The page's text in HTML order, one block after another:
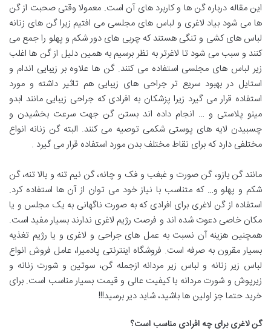
این مقاله درباره گن ها و کاربرد های آن است. معمولا وقتی صحبت از گن
ها می شود بیاد لاغری و لباس های مجلسی می افتیم زیرا گن های زنانه
لباس های کشی و تنگی هستند که چربی های دور شکم و پهلو را جمع می
کنند و سبب می شود تا لاغرتر به نظر برسیم به همین دلیل از گن ها اغلب
زیر لباس های مجلسی استفاده می کنند. گن ها علاوه بر زیبایی اندام و
استایل در بهبود سریع تر جراحی های زیبایی هم تاثیر داشته و مورد
استفاده قرار می گیرد زیرا پزشکان به افرادی که جراحی زیبایی مانند ابدو
مینو پلاستی و … انجام داده اند بستن گن جهت سرعت بخشیدن و
چسبیدن لایه های پوستی شکمی توصیه می کنند. البته گن زنانه انواع
مختلفی دارد که برای نقاط مختلف بدن مورد استفاده قرار می گیرد .
مانند گن بازو، گن صورت و غبغب و فک و چانه، گن نیم تنه و بالا تنه، گن
شکم و پهلو و… که متناسب با نیاز خود می توان از آن ها استفاده کرد.
استفاده از گن لاغری برای افرادی که به صورت ناگهانی به یک مجلس و یا
مکان خاصی دعوت شده اند و فرصت رژیم لاغری ندارند بسیار مفید است.
همچنین هزینه آن نسبت به عمل های جراحی و لاغری و یا رژیم تغذیه
بسیار مقرون به صرفه است. فروشگاه اینترنتی پادمیرا، عامل فروش انواع
لباس زیر زنانه و لباس زیر مردانه ازجمله گن، سوتین و شورت زنانه و
زیرپوش و شورت مردانه با کیفیت عالی و قیمت بسیار مناسب است. برای
خرید حتما جز اولین ها باشید، شاید دیر برسید!!!
گن لاغری برای چه افرادی مناسب است؟